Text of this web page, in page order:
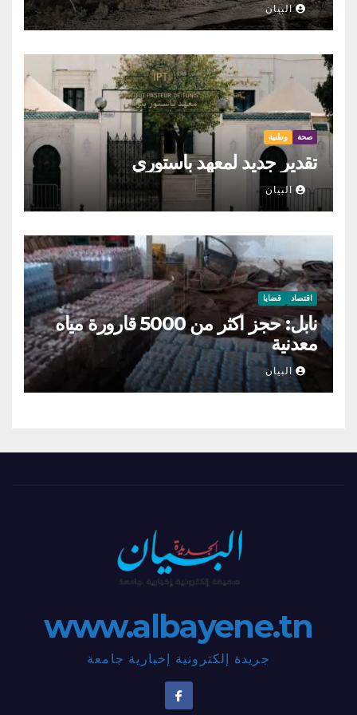
البيان
صحة وطنية
تقدير جديد لمعهد باستوري
البيان
اقتصاد قضايا
نابل: حجز أكثر من 5000 قارورة مياه
معدنية
البيان
www.albayene.tn
جريدة إلكترونية إخبارية جامعة